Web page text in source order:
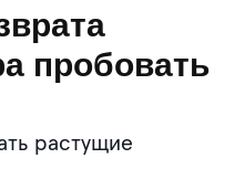
пробовать
растущие